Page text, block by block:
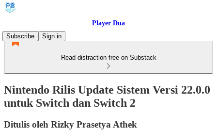
Player Dua
Subscribe
Sign in
Read distraction-free on Substack
Nintendo Rilis Update Sistem Versi 22.0.0
untuk Switch dan Switch 2
Ditulis oleh Rizky Prasetya Athek